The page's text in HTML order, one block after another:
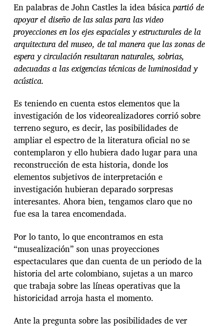
En palabras de John Castles la idea básicapartió de
apoyar el diseño de las salas para las video
proyecciones en los ejes espaciales y estructurales de la
arquitectura del museo, de tal manera que las zonas de
espera y circulación resultaran naturales, sobrias,
adecuadas a las exigencias técnicas de luminosidad y
acústica.
Es teniendo en cuenta estos elementos que la
investigación de los videorealizadores corrió sobre
terreno seguro, es decir, las posibilidades de
ampliar el espectro de la literatura oficial no se
contemplaron y ello hubiera dado lugar para una
reconstrucción de esta historia, donde los
elementos subjetivos de interpretación e
investigación hubieran deparado sorpresas
interesantes. Ahora bien, tengamos claro que no
fue esa la tarea encomendada.
Por lo tanto, lo que encontramos en esta
“musealización” son unas proyecciones
espectaculares que dan cuenta de un periodo de la
historia del arte colombiano, sujetas a un marco
que trabaja sobre las líneas operativas que la
historicidad arroja hasta el momento.
Ante la pregunta sobre las posibilidades de ver